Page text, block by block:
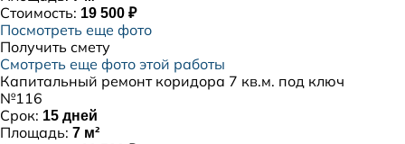
Стоимость: 19 500 ₽
Посмотреть еще фото
Получить смету
Смотреть еще фото этой работы
Капитальный ремонт коридора 7 кв.м. под ключ
№116
Срок: 15 дней
Площадь: 7 м²